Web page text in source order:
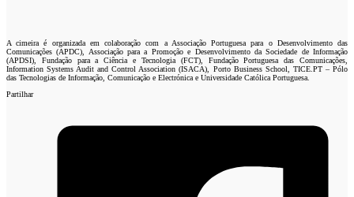
A cimeira é organizada em colaboração com a Associação Portuguesa para o Desenvolvimento das
Comunicações (APDC), Associação para a Promoção e Desenvolvimento da Sociedade de Informação
(APDSI), Fundação para a Ciência e Tecnologia (FCT), Fundação Portuguesa das Comunicações,
Information Systems Audit and Control Association (ISACA), Porto Business School, TICE.PT – Pólo
das Tecnologias de Informação, Comunicação e Electrónica e Universidade Católica Portuguesa.
Partilhar